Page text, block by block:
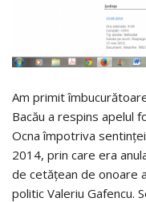
Am primit
Bacău a respins apelul
Ocna împotriva
2014, prin care era
de cetăţean de onoare
politic Valeriu Gafencu.